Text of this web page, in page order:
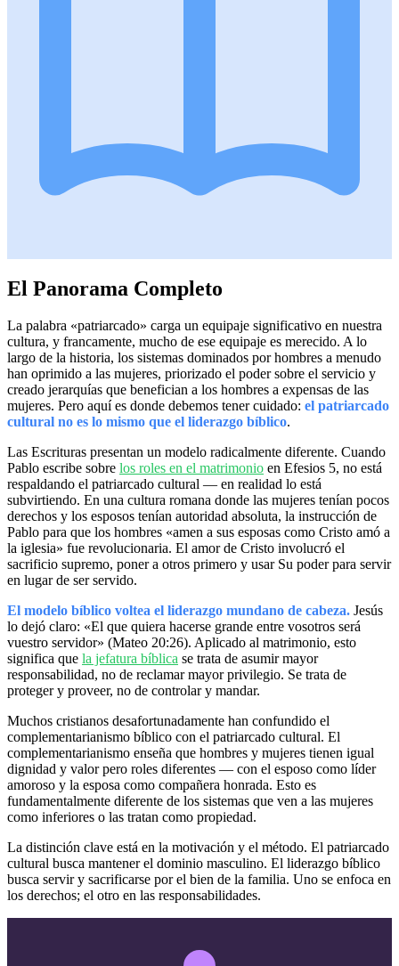
El Panorama Completo
La palabra «patriarcado» carga un equipaje significativo en nuestra
cultura, y francamente, mucho de ese equipaje es merecido. A lo
largo de la historia, los sistemas dominados por hombres a menudo
han oprimido a las mujeres, priorizado el poder sobre el servicio y
creado jerarquías que benefician a los hombres a expensas de las
mujeres. Pero aquí es donde debemos tener cuidado: el patriarcado
cultural no es lo mismo que el liderazgo bíblico.
Las Escrituras presentan un modelo radicalmente diferente. Cuando
Pablo escribe sobre los roles en el matrimonio en Efesios 5, no está
respaldando el patriarcado cultural — en realidad lo está
subvirtiendo. En una cultura romana donde las mujeres tenían pocos
derechos y los esposos tenían autoridad absoluta, la instrucción de
Pablo para que los hombres «amen a sus esposas como Cristo amó a
la iglesia» fue revolucionaria. El amor de Cristo involucró el
sacrificio supremo, poner a otros primero y usar Su poder para servir
en lugar de ser servido.
El modelo bíblico voltea el liderazgo mundano de cabeza. Jesús
lo dejó claro: «El que quiera hacerse grande entre vosotros será
vuestro servidor» (Mateo 20:26). Aplicado al matrimonio, esto
significa que la jefatura bíblica se trata de asumir mayor
responsabilidad, no de reclamar mayor privilegio. Se trata de
proteger y proveer, no de controlar y mandar.
Muchos cristianos desafortunadamente han confundido el
complementarianismo bíblico con el patriarcado cultural. El
complementarianismo enseña que hombres y mujeres tienen igual
dignidad y valor pero roles diferentes — con el esposo como líder
amoroso y la esposa como compañera honrada. Esto es
fundamentalmente diferente de los sistemas que ven a las mujeres
como inferiores o las tratan como propiedad.
La distinción clave está en la motivación y el método. El patriarcado
cultural busca mantener el dominio masculino. El liderazgo bíblico
busca servir y sacrificarse por el bien de la familia. Uno se enfoca en
los derechos; el otro en las responsabilidades.